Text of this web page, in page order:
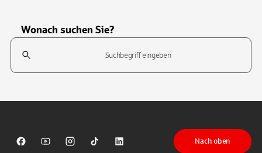
Wonach suchen Sie?
Suchfeld
Sparkasse auf Facebook
Sparkasse auf Youtube
Sparkasse auf Instagram
Sparkasse auf TikTok
Sparkasse auf LinkedIn
Nach oben